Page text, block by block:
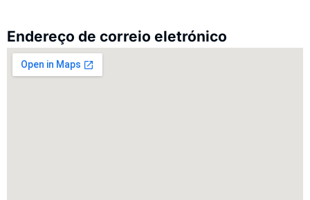
Endereço de correio eletrónico